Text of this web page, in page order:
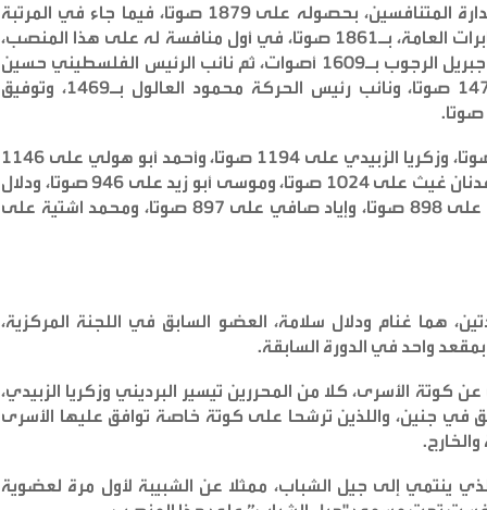
وحافظ الأسير مروان البرغوثي على صدارة المتنافسين، بحصوله على 1879 صوتا، فيما جاء في المرتبة
الثانية اللواء ماجد فرج، مدير جهاز المخابرات العامة، بـ1861 صوتا، في أول منافسة له على هذا المنصب،
وتلاه أمين سر اللجنة المركزية السابقة جبريل الرجوب بـ1609 أصوات، ثم نائب الرئيس الفلسطيني حسين
الشيخ بـ1570 صوتا، وليلى غنام بـ1472 صوتا، ونائب رئيس الحركة محمود العالول بـ1469، وتوفيق
.
كما حصل تيسير البرديني على 1214 صوتا، وزكريا الزبيدي على 1194 صوتا، وأحمد أبو هولي على 1146
صوتا، وأحمد حلس على 1081 صوتا، وعدنان غيث على 1024 صوتا، وموسى أبو زيد على 946 صوتا، ودلال
سلامة على 937 صوتا، ومحمد المدني على 898 صوتا، وإياد صافي على 897 صوتا، ومحمد اشتية على
هما غنام ودلال سلامة، العضو السابق في اللجنة المركزية،
واحد في الدورة السابقة.
كوتة الأسرى، كلا من المحررين تيسير البرديني وزكريا الزبيدي،
جنين، واللذين ترشحا على كوتة خاصة توافق عليها الأسرى
.
ينتمي إلى جيل الشباب، ممثلا عن الشبيبة لأول مرة لعضوية